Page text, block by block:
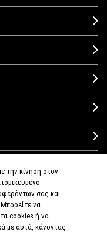
την κίνηση στον
σας και
να
τα cookies ή να
με αυτά, κάνοντας